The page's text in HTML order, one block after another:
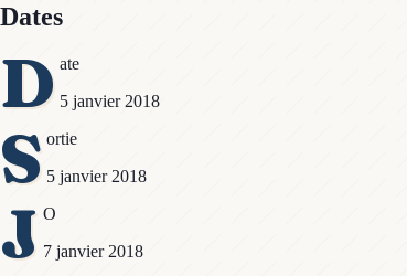
Dates
D ate
5 janvier 2018
S ortie
5 janvier 2018
J O
7 janvier 2018